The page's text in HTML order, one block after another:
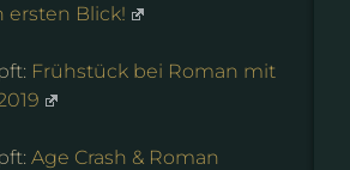
ersten Blick!
Frühstück bei Roman mit
Age Crash & Roman